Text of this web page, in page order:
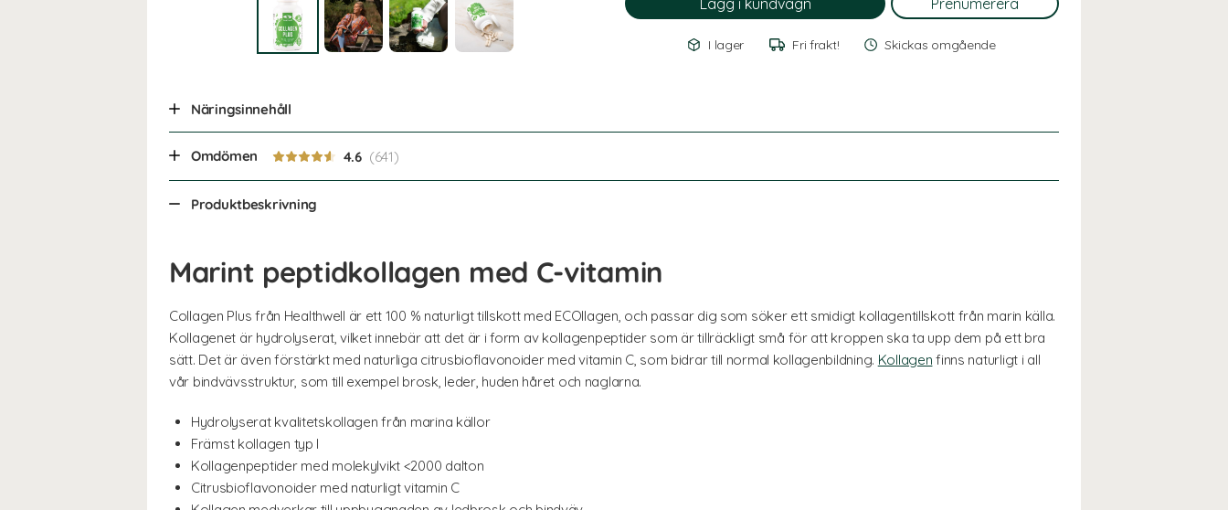
I lager Fri frakt! Skickas omgående
Näringsinnehåll
Omdömen 4.6
Produktbeskrivning
Marint peptidkollagen med C-vitamin
Collagen Plus från Healthwell är ett 100 % naturligt tillskott med ECOllagen, och passar dig som söker ett smidigt kollagentillskott från marin källa.
Kollagenet är hydrolyserat, vilket innebär att det är i form av kollagenpeptider som är tillräckligt små för att kroppen ska ta upp dem på ett bra
sätt. Det är även förstärkt med naturliga citrusbioflavonoider med vitamin C, som bidrar till normal kollagenbildning. Kollagen finns naturligt i all
vår bindvävsstruktur, som till exempel brosk, leder, huden håret och naglarna.
Hydrolyserat kvalitetskollagen från marina källor
Främst kollagen typ I
Kollagenpeptider med molekylvikt <2000 dalton
Citrusbioflavonoider med naturligt vitamin C